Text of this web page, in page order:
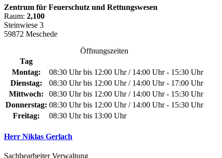
Zentrum für Feuerschutz und Rettungswesen
Raum: 2,100
Steinwiese 3
59872 Meschede
Öffnungszeiten
Tag
Montag:
08:30 Uhr bis 12:00 Uhr / 14:00 Uhr - 15:30 Uhr
Dienstag:
08:30 Uhr bis 12:00 Uhr / 14:00 Uhr - 17:00 Uhr
Mittwoch:
08:30 Uhr bis 12:00 Uhr / 14:00 Uhr - 15:30 Uhr
Donnerstag: 08:30 Uhr bis 12:00 Uhr / 14:00 Uhr - 15:30 Uhr
Freitag:
08:30 Uhr bis 13:00 Uhr
Herr Niklas Gerlach
Sachbearbeiter Verwaltung